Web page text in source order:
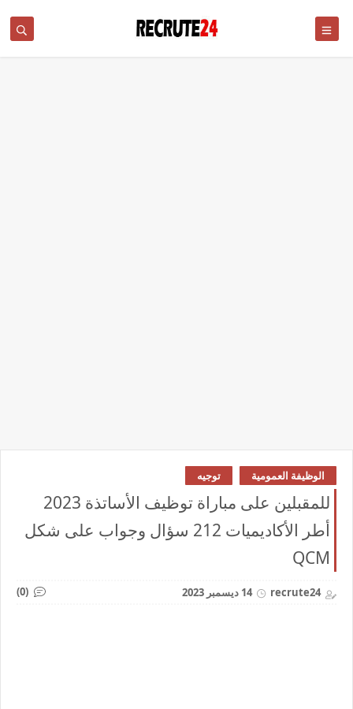
الوظيفة العمومية توجيه
للمقبلين على مباراة توظيف الأساتذة 2023
أطر الأكاديميات 212 سؤال وجواب على شكل
QCM
recrute24 14 ديسمبر 2023 (0)